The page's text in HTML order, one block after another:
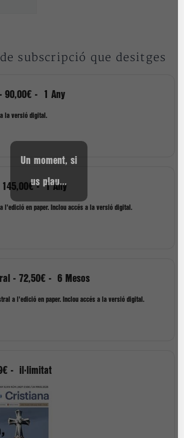
subscripció que desitges
- 90,00€ - 1 Any
la versió digital.
145,00€- 1 Any
l'edició en paper. Inclou accés a la versió digital.
- 72,50€ - 6 Mesos
a l'edició en paper. Inclou accés a la versió digital.
- il·limitat
Un moment, si
us plau...